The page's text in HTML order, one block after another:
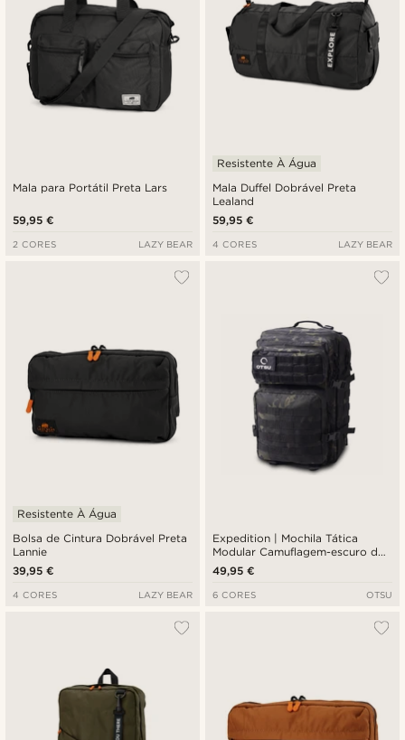
Mala para Portátil Preta Lars
59,95 €
2 CORES LAZY BEAR
Mala Duffel Dobrável Preta
Lealand
Resistente À Água
59,95 €
4 CORES LAZY BEAR
Bolsa de Cintura Dobrável Preta
Lannie
Resistente À Água
39,95 €
4 CORES LAZY BEAR
Expedition | Mochila Tática
Modular Camuflagem-escuro de
40L com Painel de Distintivos
49,95 €
6 CORES OTSU